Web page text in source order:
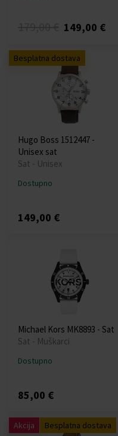
149,00 €
Besplatna dostava
Hugo Boss 1512447 -
Unisex sat
Sat - Unisex
Dostupno
149,00 €
Michael Kors MK8893 - Sat
Sat - Muškarci
Dostupno
85,00 €
Akcija Besplatna dostava